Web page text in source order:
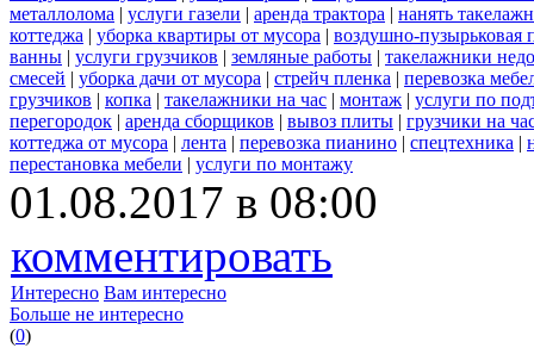
металлолома | услуги газели | аренда трактора | нанять
коттеджа | уборка квартиры от мусора | воздушно-пузырьковая
ванны | услуги грузчиков | земляные работы | такелажники
смесей | уборка дачи от мусора | стрейч пленка | перевозка
грузчиков | копка | такелажники на час | монтаж | услуги по
перегородок | аренда сборщиков | вывоз плиты | грузчики на
коттеджа от мусора | лента | перевозка пианино | спецтехника |
перестановка мебели | услуги по монтажу
01.08.2017 в 08:00
комментировать
Интересно Вам интересно
Больше не интересно
(0)